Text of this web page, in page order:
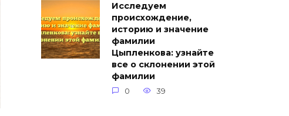
Исследуем
происхождение,
историю и значение
фамилии
Цыпленкова: узнайте
все о склонении этой
фамилии
0 39